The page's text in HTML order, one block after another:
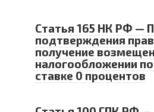
Статья 165 НК РФ —
подтверждения
получение
налогообложении
ставке 0 процентов